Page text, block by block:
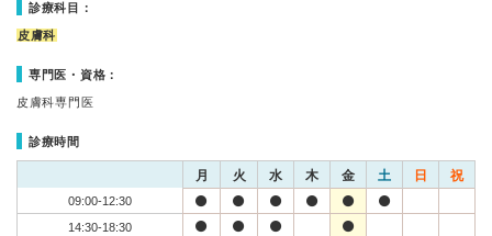
診療科目：
皮膚科
専門医・資格：
皮膚科専門医
診療時間
月 火 水 木 金 土 日 祝
09:00-12:30
14:30-18:30